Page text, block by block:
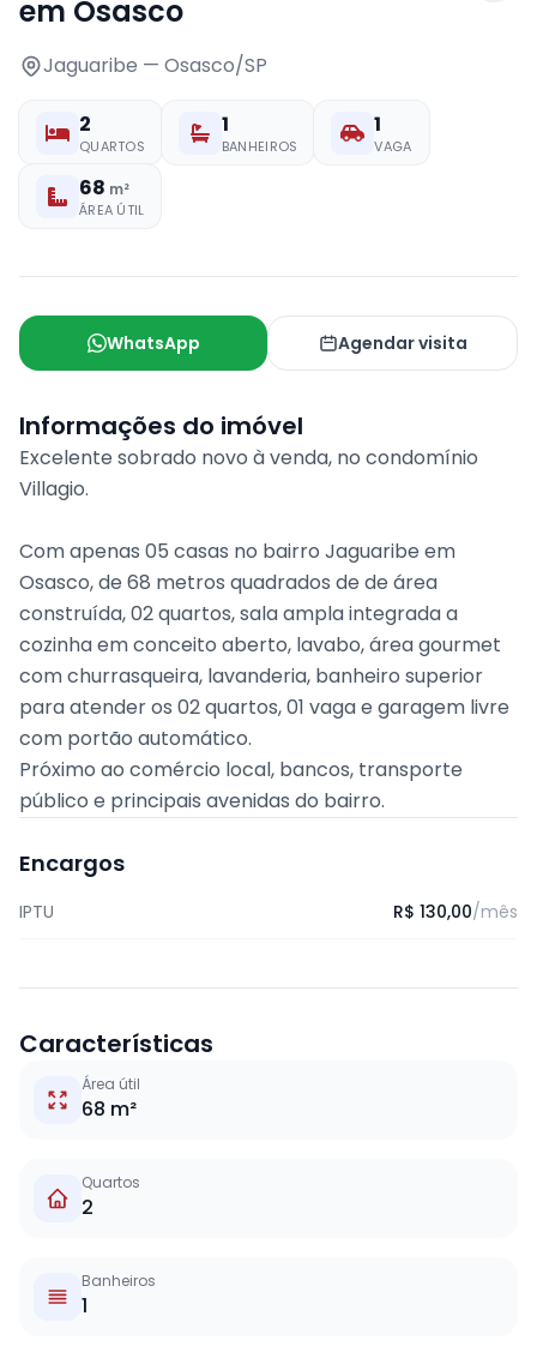
em Osasco
Jaguaribe — Osasco/SP
2
QUARTOS
1
BANHEIROS
1
VAGA
68 m²
ÁREA ÚTIL
WhatsApp Agendar visita
Informações do imóvel
Excelente sobrado novo à venda, no condomínio
Villagio.
Com apenas 05 casas no bairro Jaguaribe em
Osasco, de 68 metros quadrados de de área
construída, 02 quartos, sala ampla integrada a
cozinha em conceito aberto, lavabo, área gourmet
com churrasqueira, lavanderia, banheiro superior
para atender os 02 quartos, 01 vaga e garagem livre
com portão automático.
Próximo ao comércio local, bancos, transporte
público e principais avenidas do bairro.
Encargos
IPTU R$ 130,00/mês
Características
Área útil
68 m²
Quartos
2
Banheiros
1